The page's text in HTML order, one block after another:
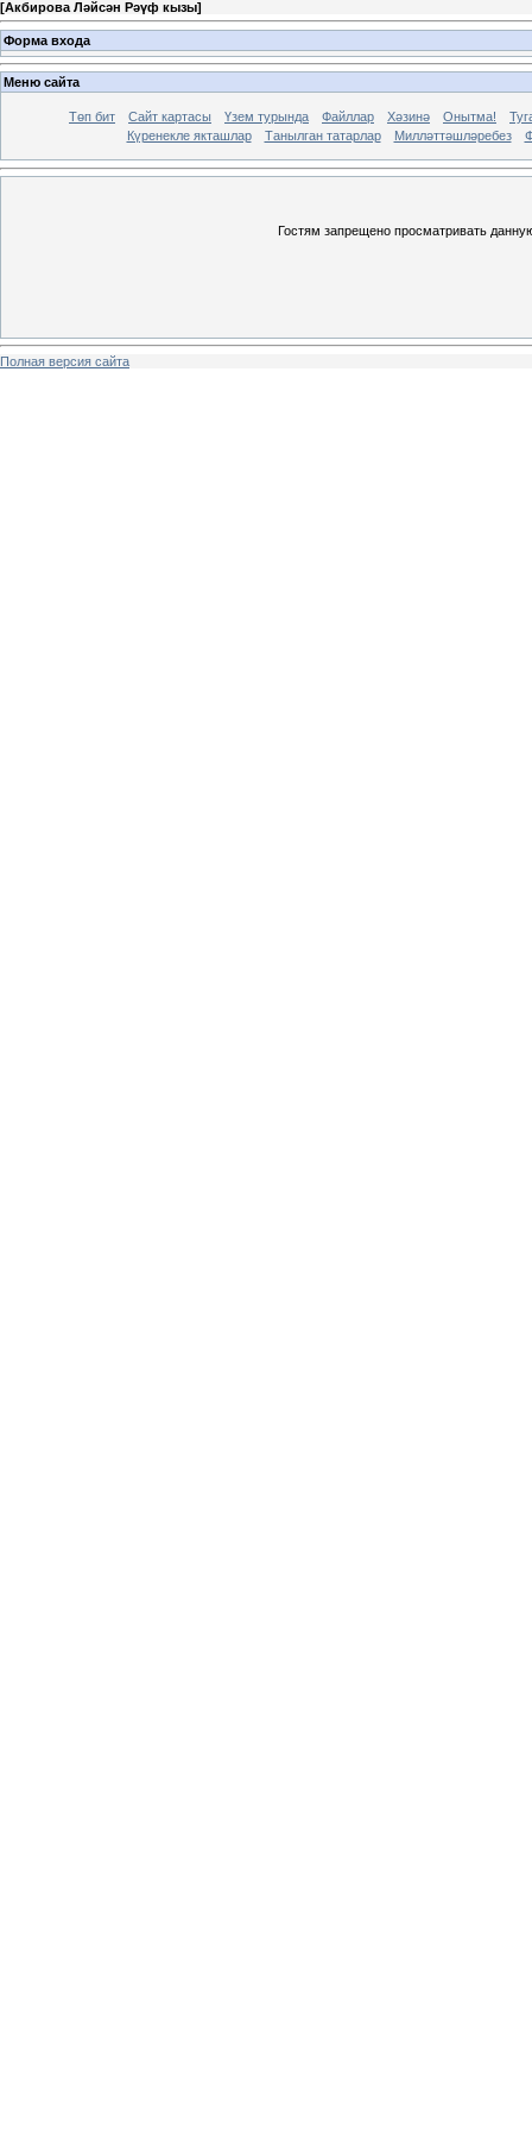
[Акбирова Ләйсән Рәүф кызы]
Форма входа
Меню сайта
Төп бит Сайт картасы Үзем турында Файллар Хәзинә Онытма!
Күренекле якташлар
Танылган татарлар Милләттәшләребез
Гостям запрещено просматривать
Полная версия сайта